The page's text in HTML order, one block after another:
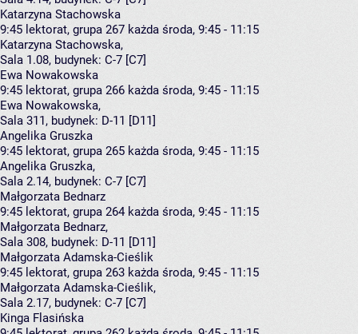
Katarzyna Stachowska
9:45 lektorat, grupa 267 każda środa, 9:45 - 11:15
Katarzyna Stachowska,
Sala 1.08, budynek: C-7 [C7]
Ewa Nowakowska
9:45 lektorat, grupa 266 każda środa, 9:45 - 11:15
Ewa Nowakowska,
Sala 311, budynek: D-11 [D11]
Angelika Gruszka
9:45 lektorat, grupa 265 każda środa, 9:45 - 11:15
Angelika Gruszka,
Sala 2.14, budynek: C-7 [C7]
Małgorzata Bednarz
9:45 lektorat, grupa 264 każda środa, 9:45 - 11:15
Małgorzata Bednarz,
Sala 308, budynek: D-11 [D11]
Małgorzata Adamska-Cieślik
9:45 lektorat, grupa 263 każda środa, 9:45 - 11:15
Małgorzata Adamska-Cieślik,
Sala 2.17, budynek: C-7 [C7]
Kinga Flasińska